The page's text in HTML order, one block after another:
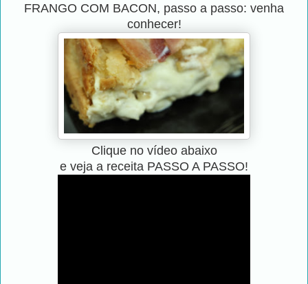
FRANGO COM BACON, passo a passo: venha
conhecer!
Clique no vídeo abaixo
e veja a receita PASSO A PASSO!